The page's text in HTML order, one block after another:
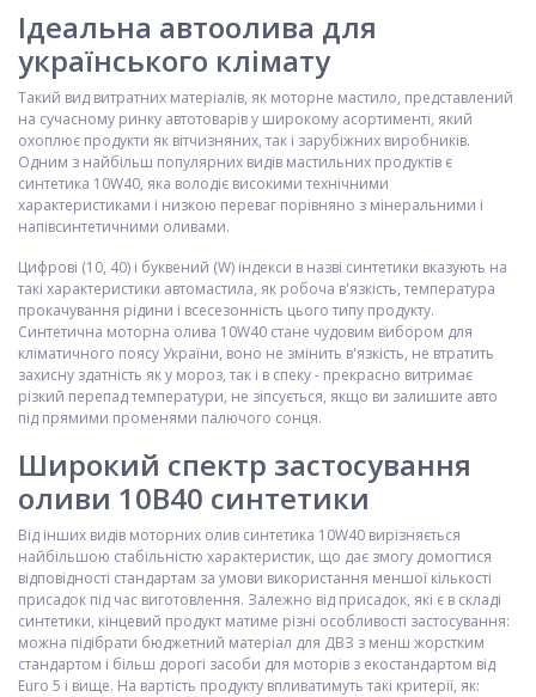
Ідеальна автоолива для
українського клімату
Такий вид витратних матеріалів, як моторне мастило, представлений
на сучасному ринку автотоварів у широкому асортименті, який
охоплює продукти як вітчизняних, так і зарубіжних виробників.
Одним з найбільш популярних видів мастильних продуктів є
синтетика 10W40, яка володіє високими технічними
характеристиками і низкою переваг порівняно з мінеральними і
напівсинтетичними оливами.
Цифрові (10, 40) і буквений (W) індекси в назві синтетики вказують на
такі характеристики автомастила, як робоча в'язкість, температура
прокачування рідини і всесезонність цього типу продукту.
Синтетична моторна олива 10W40 стане чудовим вибором для
кліматичного поясу України, воно не змінить в'язкість, не втратить
захисну здатність як у мороз, так і в спеку - прекрасно витримає
різкий перепад температури, не зіпсується, якщо ви залишите авто
під прямими променями палючого сонця.
Широкий спектр застосування
оливи 10В40 синтетики
Від інших видів моторних олив синтетика 10W40 вирізняється
найбільшою стабільністю характеристик, що дає змогу домогтися
відповідності стандартам за умови використання меншої кількості
присадок під час виготовлення. Залежно від присадок, які є в складі
синтетики, кінцевий продукт матиме різні особливості застосування:
можна підібрати бюджетний матеріал для ДВЗ з менш жорстким
стандартом і більш дорогі засоби для моторів з екостандартом від
Euro 5 і вище. На вартість продукту впливатимуть такі критерії, як: